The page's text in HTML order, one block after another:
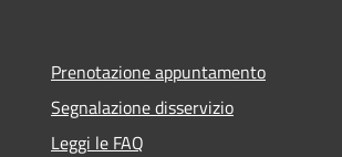
Prenotazione appuntamento
Segnalazione disservizio
Leggi le FAQ